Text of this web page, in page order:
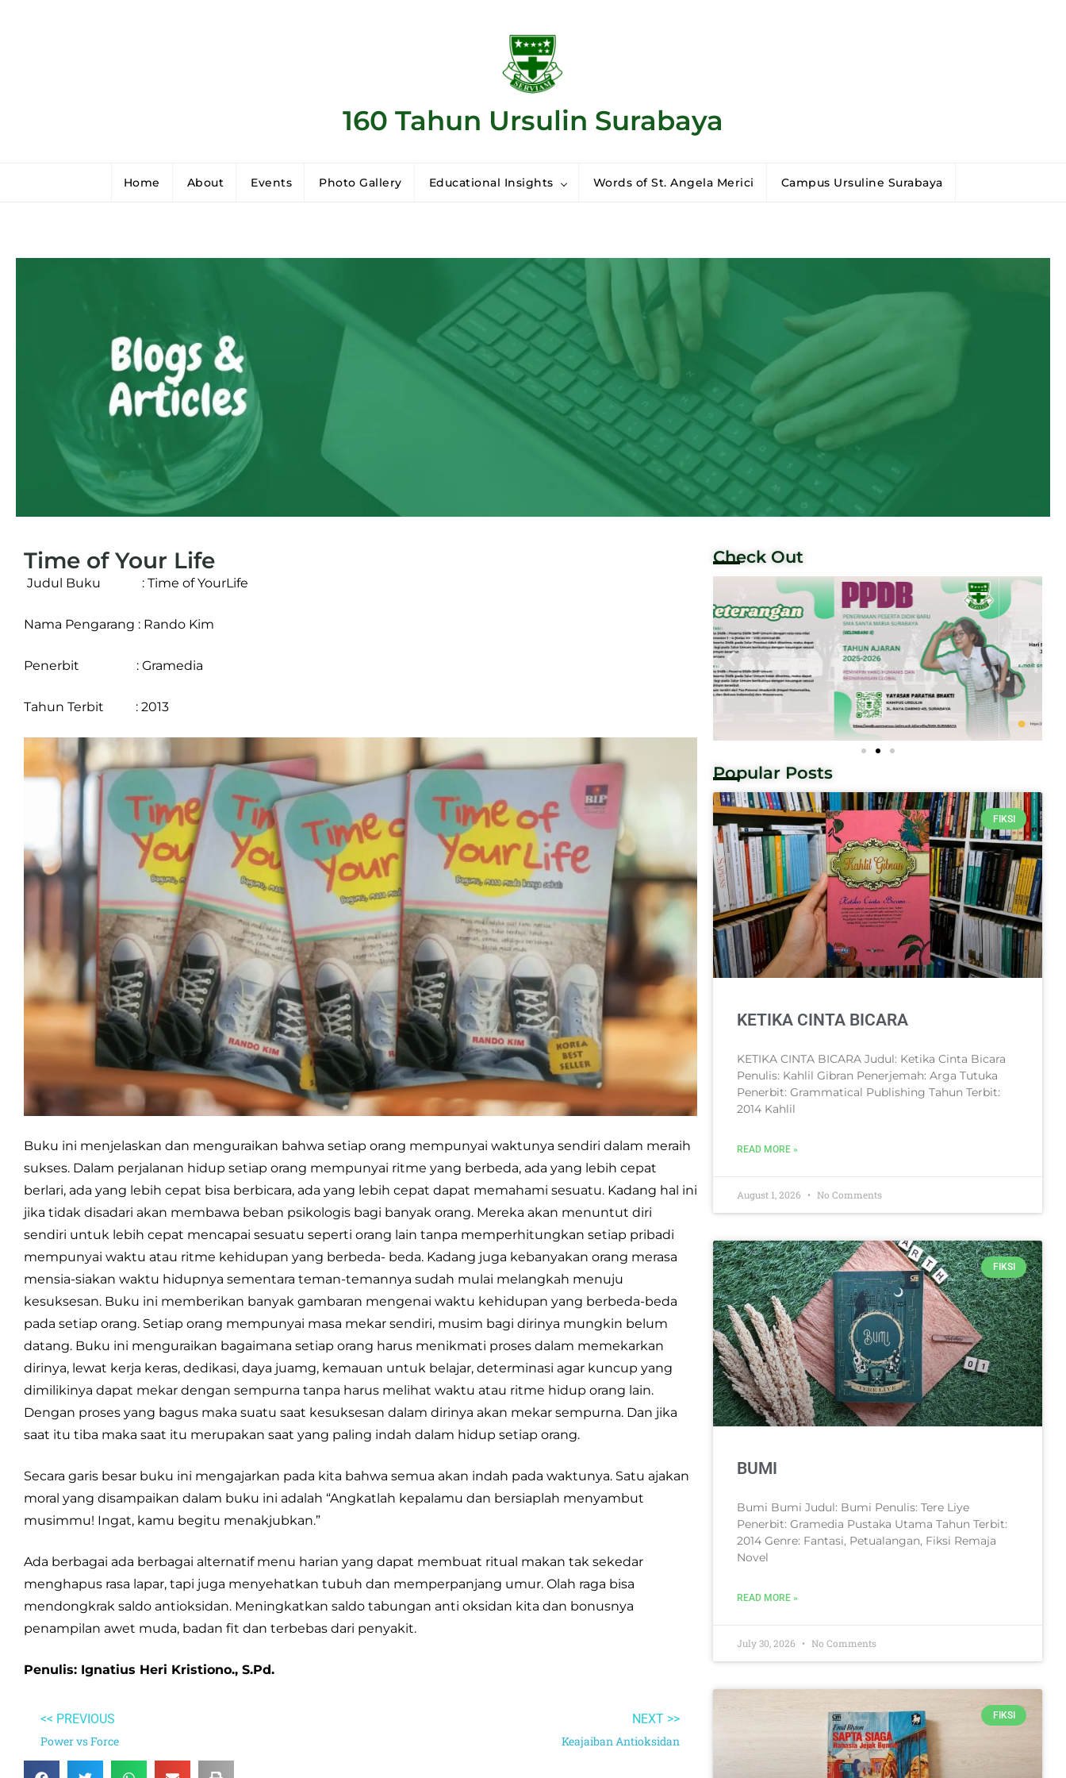
160 Tahun Ursulin Surabaya
Home About Events Photo Gallery Educational Insights Words of St. Angela Merici Campus Ursuline Surabaya
Time of Your Life
Judul Buku : Time of YourLife
Nama Pengarang : Rando Kim
Penerbit : Gramedia
Tahun Terbit : 2013
Buku ini menjelaskan dan menguraikan bahwa setiap orang mempunyai waktunya sendiri dalam meraih
sukses. Dalam perjalanan hidup setiap orang mempunyai ritme yang berbeda, ada yang lebih cepat
berlari, ada yang lebih cepat bisa berbicara, ada yang lebih cepat dapat memahami sesuatu. Kadang hal ini
jika tidak disadari akan membawa beban psikologis bagi banyak orang. Mereka akan menuntut diri
sendiri untuk lebih cepat mencapai sesuatu seperti orang lain tanpa memperhitungkan setiap pribadi
mempunyai waktu atau ritme kehidupan yang berbeda- beda. Kadang juga kebanyakan orang merasa
mensia-siakan waktu hidupnya sementara teman-temannya sudah mulai melangkah menuju
kesuksesan. Buku ini memberikan banyak gambaran mengenai waktu kehidupan yang berbeda-beda
pada setiap orang. Setiap orang mempunyai masa mekar sendiri, musim bagi dirinya mungkin belum
datang. Buku ini menguraikan bagaimana setiap orang harus menikmati proses dalam memekarkan
dirinya, lewat kerja keras, dedikasi, daya juamg, kemauan untuk belajar, determinasi agar kuncup yang
dimilikinya dapat mekar dengan sempurna tanpa harus melihat waktu atau ritme hidup orang lain.
Dengan proses yang bagus maka suatu saat kesuksesan dalam dirinya akan mekar sempurna. Dan jika
saat itu tiba maka saat itu merupakan saat yang paling indah dalam hidup setiap orang.
Secara garis besar buku ini mengajarkan pada kita bahwa semua akan indah pada waktunya. Satu ajakan
moral yang disampaikan dalam buku ini adalah “Angkatlah kepalamu dan bersiaplah menyambut
musimmu! Ingat, kamu begitu menakjubkan.”
Ada berbagai ada berbagai alternatif menu harian yang dapat membuat ritual makan tak sekedar
menghapus rasa lapar, tapi juga menyehatkan tubuh dan memperpanjang umur. Olah raga bisa
mendongkrak saldo antioksidan. Meningkatkan saldo tabungan anti oksidan kita dan bonusnya
penampilan awet muda, badan fit dan terbebas dari penyakit.
Penulis: Ignatius Heri Kristiono., S.Pd.
<< PREVIOUS
Power vs Force
NEXT >>
Keajaiban Antioksidan
Check Out
Popular Posts
FIKSI
KETIKA CINTA BICARA
KETIKA CINTA BICARA Judul: Ketika Cinta Bicara
Penulis: Kahlil Gibran Penerjemah: Arga Tutuka
Penerbit: Grammatical Publishing Tahun Terbit:
2014 Kahlil
READ MORE »
August 1, 2026 No Comments
FIKSI
BUMI
Bumi Bumi Judul: Bumi Penulis: Tere Liye
Penerbit: Gramedia Pustaka Utama Tahun Terbit:
2014 Genre: Fantasi, Petualangan, Fiksi Remaja
Novel
READ MORE »
July 30, 2026 No Comments
FIKSI